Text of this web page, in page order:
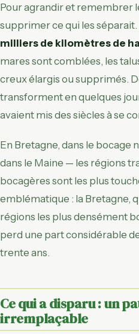
Pour agrandir et remembrer
supprimer ce qui les séparait.
milliers de kilomètres de
mares sont comblées, les
creux élargis ou supprimés.
transforment en quelques
avaient mis des siècles à se
En Bretagne, dans le bocage
dans le Maine — les régions
bocagères sont les plus
emblématique : la Bretagne,
régions les plus densément
perd une part considérable
trente ans.
Ce qui a disparu : un
irremplaçable